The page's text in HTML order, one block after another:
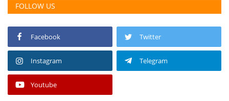
FOLLOW US
Facebook Twitter
Instagram Telegram
Youtube